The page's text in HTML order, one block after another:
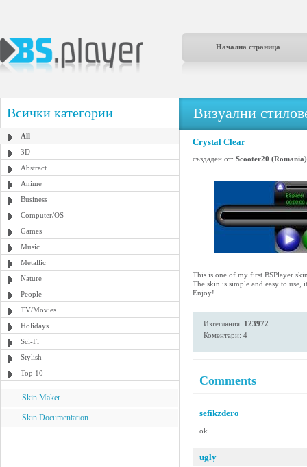
Начална страница
Всички категории
All
3D
Abstract
Anime
Business
Computer/OS
Games
Music
Metallic
Nature
People
TV/Movies
Holidays
Sci-Fi
Stylish
Top 10
Skin Maker
Skin Documentation
Визуални
Crystal Clear
създаден от: Scooter20 (Romania)
This is one of my first BSPlayer
The skin is simple and easy to
Enjoy!
Изтегляния: 123972
Коментари: 4
Comments
sefikzdero
ok.
ugly